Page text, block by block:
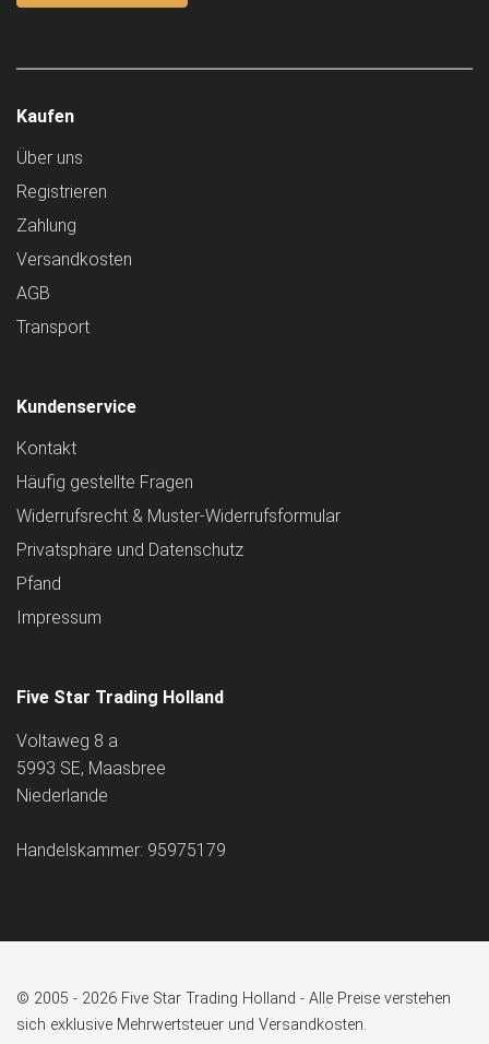
Kaufen
Über uns
Registrieren
Zahlung
Versandkosten
AGB
Transport
Kundenservice
Kontakt
Häufig gestellte Fragen
Widerrufsrecht & Muster-Widerrufsformular
Privatsphäre und Datenschutz
Pfand
Impressum
Five Star Trading Holland
Voltaweg 8 a
5993 SE, Maasbree
Niederlande
Handelskammer: 95975179
© 2005 - 2026 Five Star Trading Holland - Alle Preise verstehen
sich exklusive Mehrwertsteuer und Versandkosten.